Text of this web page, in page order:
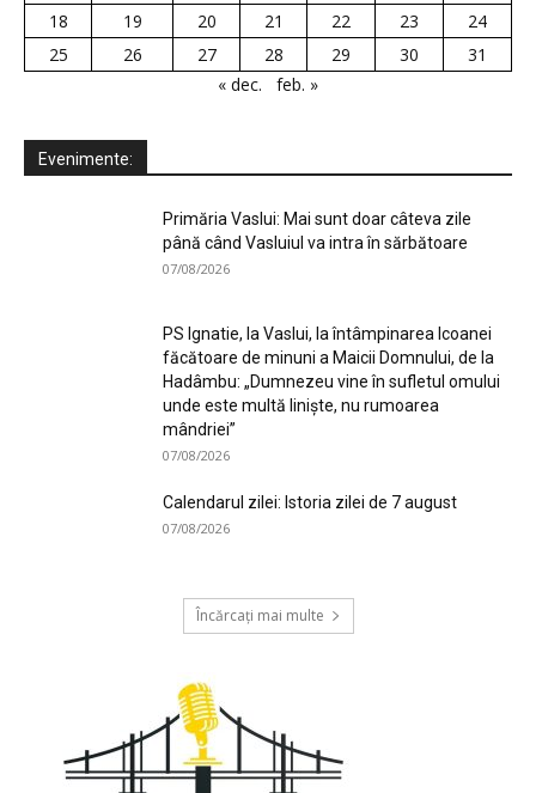
18
19 20 21 22 23
24
25
26 27 28 29 30
31
« dec.
feb. »
Evenimente:
Primăria Vaslui: Mai sunt doar câteva zile
până când Vasluiul va intra în sărbătoare
07/08/2026
PS Ignatie, la Vaslui, la întâmpinarea Icoanei
făcătoare de minuni a Maicii Domnului, de la
Hadâmbu: „Dumnezeu vine în sufletul omului
unde este multă liniște, nu rumoarea
mândriei”
07/08/2026
Calendarul zilei: Istoria zilei de 7 august
07/08/2026
Încărcați mai multe